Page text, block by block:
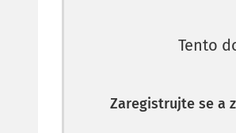
Tento
Zaregistrujte se a